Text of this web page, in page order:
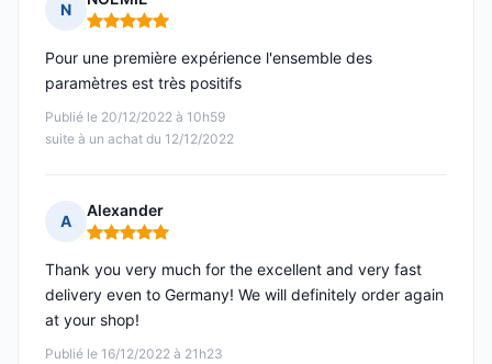
N
Note : 5 sur 5
Publié le 20/12/2022 à 10h59
suite à un achat du 12/12/2022
Pour une première expérience l'ensemble des
paramètres est très positifs
A
Alexander
Note : 5 sur 5
Publié le 16/12/2022 à 21h23
Thank you very much for the excellent and very fast
delivery even to Germany! We will definitely order again
at your shop!